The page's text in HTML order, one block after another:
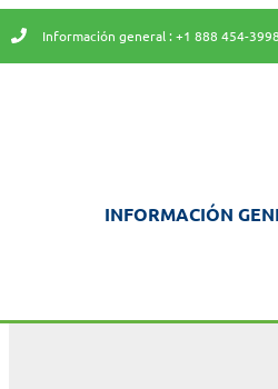
Información general : +1 888 454-3998
INFORMACIÓN